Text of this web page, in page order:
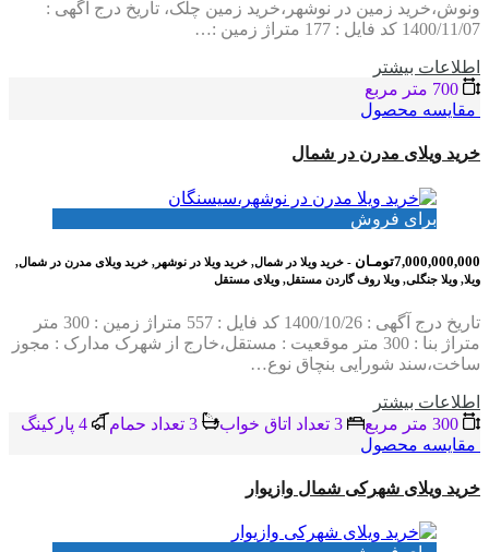
ونوش،خرید زمین در نوشهر،خرید زمین چلک، تاریخ درج آگهی :
1400/11/07 کد فایل : 177 متراژ زمین :…
اطلاعات بيشتر
مقایسه محصول
خرید ویلای مدرن در شمال
برای فروش
7,000,000,000تومـان
- خرید ویلا در شمال, خرید ویلا در نوشهر, خرید ویلای مدرن در شمال,
ویلا, ویلا جنگلی, ویلا روف گاردن مستقل, ویلای مستقل
تاریخ درج آگهی : 1400/10/26 کد فایل : 557 متراژ زمین : 300 متر
متراژ بنا : 300 متر موقعیت : مستقل،خارج از شهرک مدارک : مجوز
ساخت،سند شورایی بنچاق نوع…
اطلاعات بيشتر
مقایسه محصول
خرید ویلای شهرکی شمال وازیوار